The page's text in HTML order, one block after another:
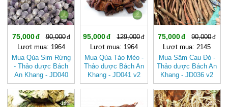
75,000
90,000
Lượt mua: 1964
Mua Qủa Sim Rừng
- Thảo dược Bách
An Khang - JD040
v2
95,000
129,000
Lượt mua: 1964
Mua Qủa Táo Mèo -
Thảo dược Bách An
Khang - JD041 v2
75,000
90,000
Lượt mua: 2145
Mua Sâm Cau Đỏ -
Thảo dược Bách An
Khang - JD036 v2
-10% -23% -21%